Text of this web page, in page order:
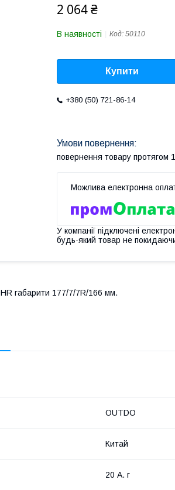
2 064 ₴
В наявності Код: 50110
Купити
+380 (50) 721-86-14
повернення товару протягом
У компанії підключені
будь-який товар не
габарити 177/7/7R/166 мм.
OUTDO
Китай
20 А. г